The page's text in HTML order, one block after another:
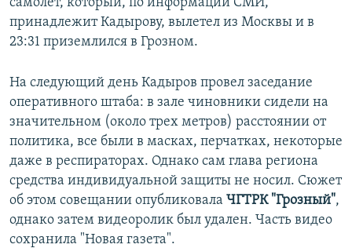
принадлежит Кадырову, вылетел из Москвы и в
23:31 приземлился в Грозном.
На следующий день Кадыров провел заседание
оперативного штаба: в зале чиновники сидели на
значительном (около трех метров) расстоянии от
политика, все были в масках, перчатках, некоторые
даже в респираторах. Однако сам глава региона
средства индивидуальной защиты не носил. Сюжет
об этом совещании опубликовала ЧГТРК "Грозный",
однако затем видеоролик был удален. Часть видео
сохранила "Новая газета".